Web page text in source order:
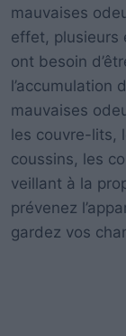
mauvaises
effet, plusieurs
ont besoin
l’accumulation
mauvaises
les couvre-lits,
coussins, les
veillant à la
prévenez
gardez vos